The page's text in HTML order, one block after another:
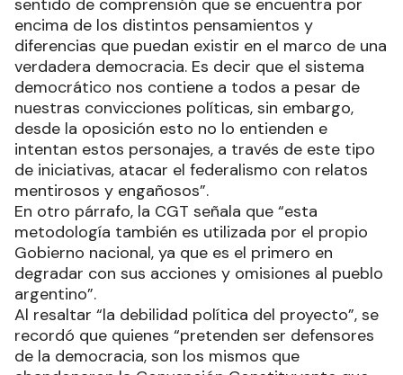
encima de los distintos pensamientos y
diferencias que puedan existir en el marco de una
verdadera democracia. Es decir que el sistema
democrático nos contiene a todos a pesar de
nuestras convicciones políticas, sin embargo,
desde la oposición esto no lo entienden e
intentan estos personajes, a través de este tipo
de iniciativas, atacar el federalismo con relatos
mentirosos y engañosos”.
En otro párrafo, la CGT señala que “esta
metodología también es utilizada por el propio
Gobierno nacional, ya que es el primero en
degradar con sus acciones y omisiones al pueblo
argentino”.
Al resaltar “la debilidad política del proyecto”, se
recordó que quienes “pretenden ser defensores
de la democracia, son los mismos que